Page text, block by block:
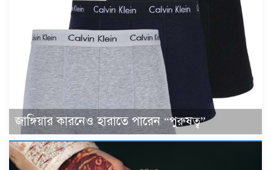
জাঙ্গিয়ার কারনেও হারাতে পারেন “পুরুষত্ব”